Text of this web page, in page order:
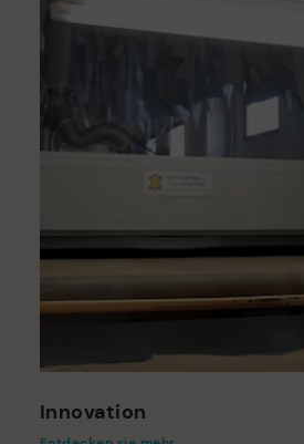
Innovation